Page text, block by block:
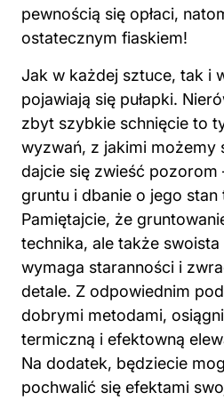
pewnością się opłaci,
ostatecznym fiaskiem!
Jak w każdej sztuce, tak i
pojawiają się pułapki.
zbyt szybkie schnięcie to
wyzwań, z jakimi możemy
dajcie się zwieść pozorom
gruntu i dbanie o jego
Pamiętajcie, że
technika, ale także
wymaga staranności i
detale. Z odpowiednim
dobrymi metodami,
termiczną i efektowną
Na dodatek, będziecie
pochwalić się efektami